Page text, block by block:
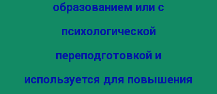
образованием или с
психологической
переподготовкой и
используется для повышения